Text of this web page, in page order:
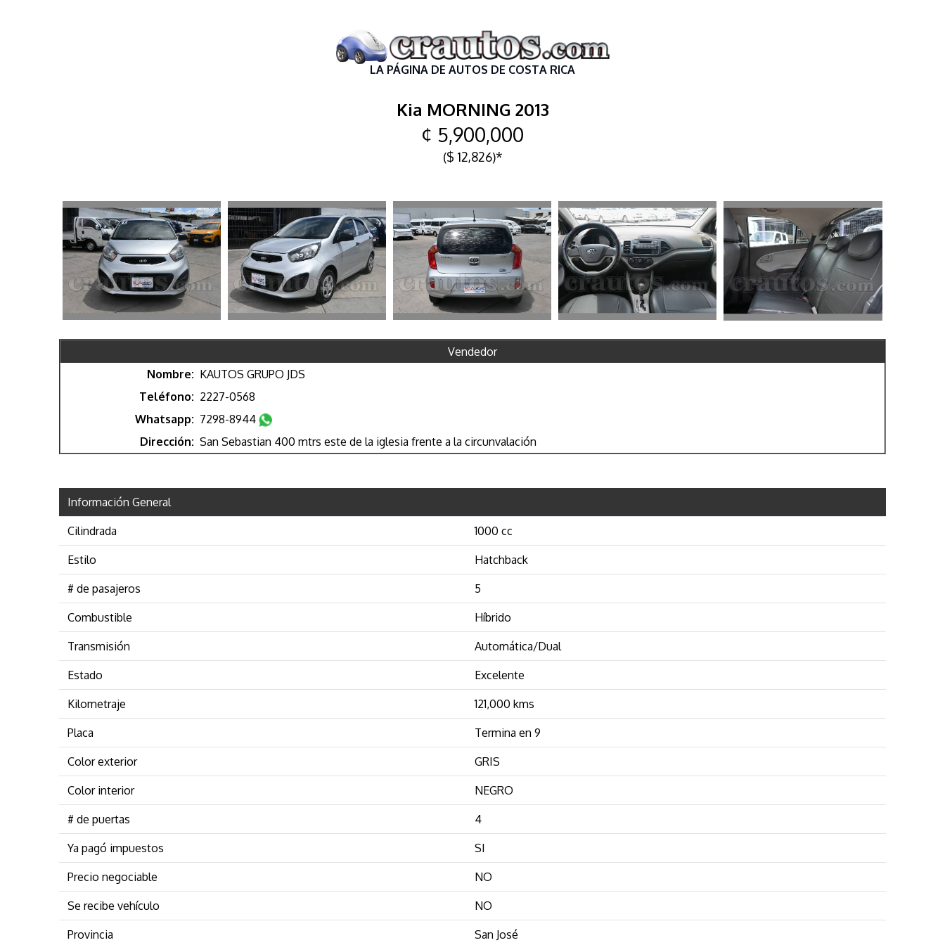
LA PÁGINA DE AUTOS DE COSTA RICA
Kia MORNING 2013
¢ 5,900,000
($ 12,826)*
Vendedor
Nombre: KAUTOS GRUPO JDS
Teléfono: 2227-0568
Whatsapp: 7298-8944
Dirección: San Sebastian 400 mtrs este de la iglesia frente a la circunvalación
Información General
Cilindrada 1000 cc
Estilo Hatchback
# de pasajeros 5
Combustible Híbrido
Transmisión Automática/Dual
Estado Excelente
Kilometraje 121,000 kms
Placa Termina en 9
Color exterior GRIS
Color interior NEGRO
# de puertas 4
Ya pagó impuestos SI
Precio negociable NO
Se recibe vehículo NO
Provincia San José